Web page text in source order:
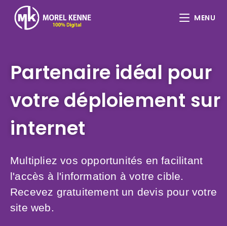
MENU
Partenaire idéal pour
votre déploiement sur
internet
Multipliez vos opportunités en facilitant
l'accès à l'information à votre cible.
Recevez gratuitement un devis pour votre
site web.